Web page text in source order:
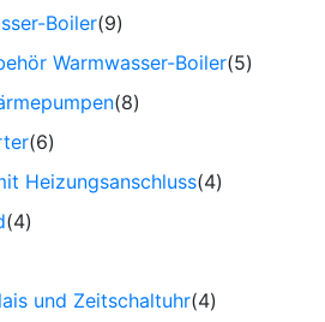
Boiler(9)
Warmwasser-Boiler(5)
(8)
(6)
Heizungsanschluss(4)
(4)
und Zeitschaltuhr(4)